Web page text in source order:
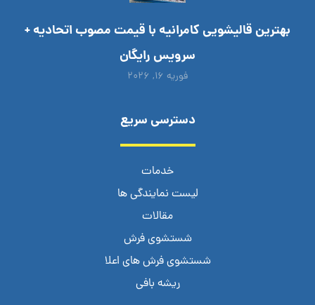
بهترین قالیشویی کامرانیه با قیمت مصوب اتحادیه +
سرویس رایگان
فوریه ۱۶, ۲۰۲۶
دسترسی سریع
خدمات
لیست نمایندگی ها
مقالات
شستشوی فرش
شستشوی فرش های اعلا
ریشه بافی